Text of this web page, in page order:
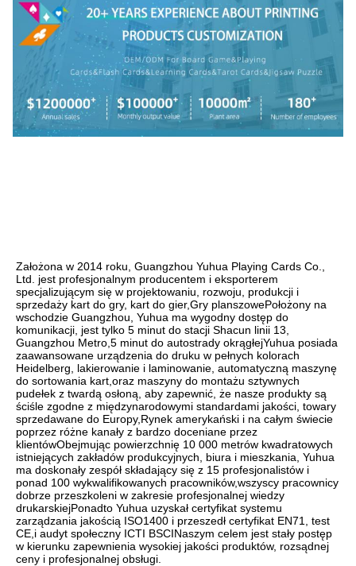
Założona w 2014 roku, Guangzhou Yuhua Playing Cards Co.,
Ltd. jest profesjonalnym producentem i eksporterem
specjalizującym się w projektowaniu, rozwoju, produkcji i
sprzedaży kart do gry, kart do gier,Gry planszowePołożony na
wschodzie Guangzhou, Yuhua ma wygodny dostęp do
komunikacji, jest tylko 5 minut do stacji Shacun linii 13,
Guangzhou Metro,5 minut do autostrady okrągłejYuhua posiada
zaawansowane urządzenia do druku w pełnych kolorach
Heidelberg, lakierowanie i laminowanie, automatyczną maszynę
do sortowania kart,oraz maszyny do montażu sztywnych
pudełek z twardą osłoną, aby zapewnić, że nasze produkty są
ściśle zgodne z międzynarodowymi standardami jakości, towary
sprzedawane do Europy,Rynek amerykański i na całym świecie
poprzez różne kanały z bardzo doceniane przez
klientówObejmując powierzchnię 10 000 metrów kwadratowych
istniejących zakładów produkcyjnych, biura i mieszkania, Yuhua
ma doskonały zespół składający się z 15 profesjonalistów i
ponad 100 wykwalifikowanych pracowników,wszyscy pracownicy
dobrze przeszkoleni w zakresie profesjonalnej wiedzy
drukarskiejPonadto Yuhua uzyskał certyfikat systemu
zarządzania jakością ISO1400 i przeszedł certyfikat EN71, test
CE,i audyt społeczny ICTI BSCINaszym celem jest stały postęp
w kierunku zapewnienia wysokiej jakości produktów, rozsądnej
ceny i profesjonalnej obsługi.